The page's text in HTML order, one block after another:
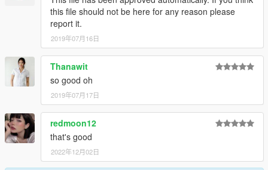
this file should not be here for any reason please
report it.
2019年07月16日
Thanawit
so good oh
2019年07月17日
redmoon12
that's good
2022年12月02日